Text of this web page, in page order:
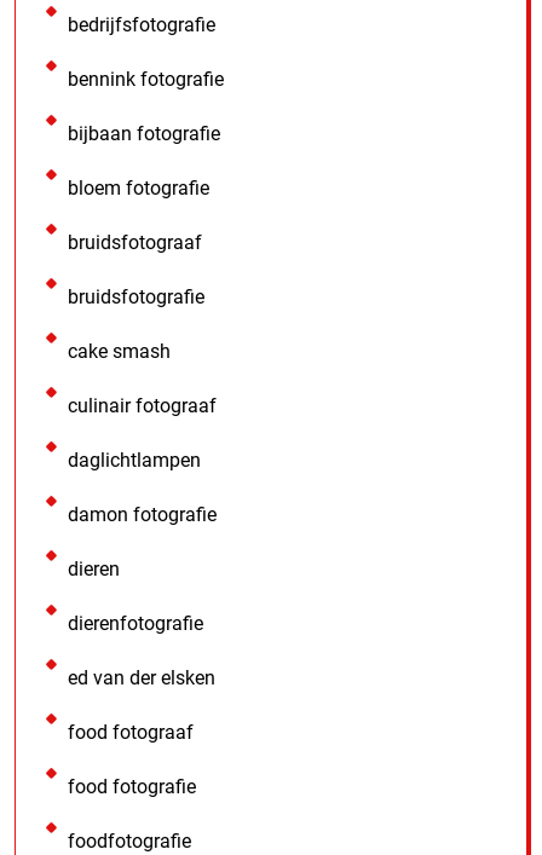
bedrijfsfotografie
bennink fotografie
bijbaan fotografie
bloem fotografie
bruidsfotograaf
bruidsfotografie
cake smash
culinair fotograaf
daglichtlampen
damon fotografie
dieren
dierenfotografie
ed van der elsken
food fotograaf
food fotografie
foodfotografie